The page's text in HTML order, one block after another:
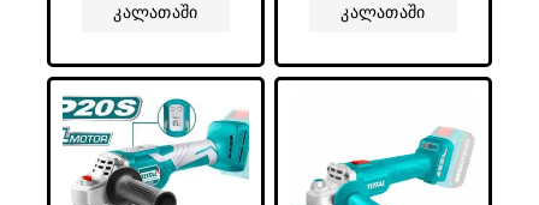
Კალათაში
Კალათაში